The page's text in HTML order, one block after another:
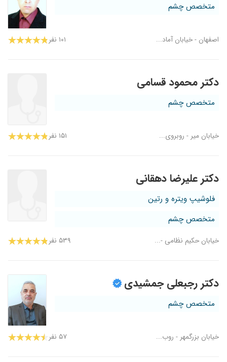
متخصص چشم
اصفهان - خیابان آماد... ۱۰۱ نفر
دکتر محمود قسامی
متخصص چشم
خیابان میر - روبروی... ۱۵۱ نفر
دکتر علیرضا دهقانی
فلوشیپ ویتره و رتین
متخصص چشم
خیابان حکیم نظامی -... ۵۳۹ نفر
دکتر رجبعلی جمشیدی
متخصص چشم
خیابان بزرگمهر - روب... ۵۷ نفر